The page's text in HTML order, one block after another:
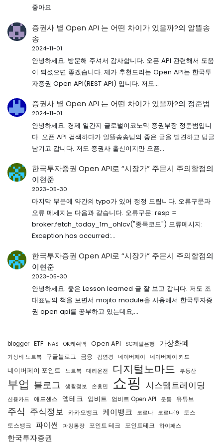
좋아요
증권사 별 Open API 는 어떤 차이가 있을까?의 알뜰송
송
2024-11-01
안녕하세요. 방문해 주셔서 감사합니다. 오픈 API 관련해서 도움
이 되셨으면 좋겠습니다. 제가 추천드리는 Open API는 한국투
자증권 Open API(REST API) 입니다. 저도…
증권사 별 Open API 는 어떤 차이가 있을까?의 정준범
2024-11-01
안녕하세요. 경제 일간지 글로벌이코노믹 증권부장 정준범입니
다. 오픈 API 검색하다가 알뜰송송님의 좋은 글을 발견하고 답글
남기고 갑니다. 저도 증권사 출신이지만 오픈…
한국투자증권 Open API로 “시장가” 주문시 주의할점의
이현준
2023-05-30
마지막 부분에 약간의 typo가 있어 정정 드립니다. 오류구문과
오류 메세지는 다음과 같습니다. 오류구문: resp =
broker.fetch_today_1m_ohlcv("종목코드") 오류메시지:
Exception has occurred:…
한국투자증권 Open API로 “시장가” 주문시 주의할점의
이현준
2023-05-30
안녕하세요. 좋은 Lesson learned 글 잘 보고 갑니다. 저도 조
대표님의 책을 보면서 mojito module을 사용해서 한국투자증
권 open api를 공부하고 있는데요,…
blogger ETF NAS OK캐쉬백 Open API SC제일은행 가상화폐
가성비 노트북 구글블로그 금융 김연경 네이버페이 네이버페이 카드
네이버페이 포인트 노트북 대리운전 디지털노마드 부동산
부업 블로그 생활정보 손흥민 쇼핑 시스템트레이딩
신용카드 애드센스 앱테크 업비트 업비트 Open API 운동 유튜브
주식 주식정보 카카오뱅크 케이뱅크 코로나 코로나19
토스
토스뱅크
파이썬 파킹통장 포인트 테크 포인트테크 하이패스
한국투자증권